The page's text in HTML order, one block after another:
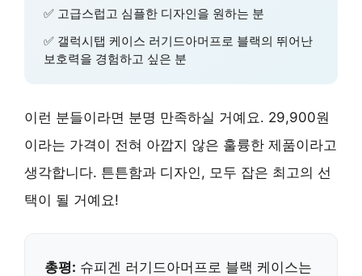
✅ 고급스럽고 심플한 디자인을 원하는 분
✅ 갤럭시탭 케이스 러기드아머프로 블랙의 뛰어난
보호력을 경험하고 싶은 분
이런 분들이라면 분명 만족하실 거예요. 29,900원
이라는 가격이 전혀 아깝지 않은 훌륭한 제품이라고
생각합니다. 튼튼함과 디자인, 모두 잡은 최고의 선
택이 될 거예요!
총평: 슈피겐 러기드아머프로 블랙 케이스는